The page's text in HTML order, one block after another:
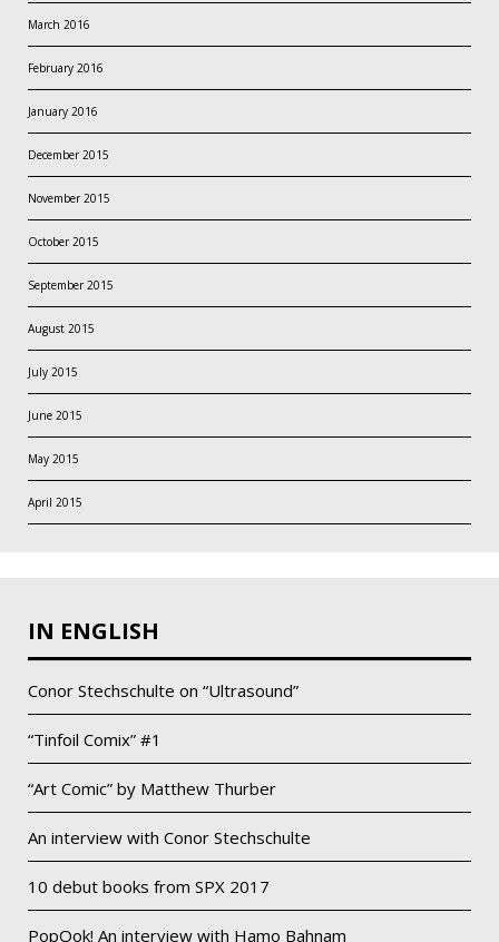
March 2016
February 2016
January 2016
December 2015
November 2015
October 2015
September 2015
August 2015
July 2015
June 2015
May 2015
April 2015
IN ENGLISH
Conor Stechschulte on “Ultrasound”
“Tinfoil Comix” #1
“Art Comic” by Matthew Thurber
An interview with Conor Stechschulte
10 debut books from SPX 2017
PopOok! An interview with Hamo Bahnam